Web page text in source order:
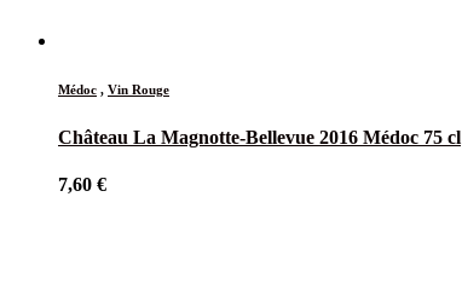
Médoc , Vin Rouge
Château La Magnotte-Bellevue 2016 Médoc 75 cl
7,60 €